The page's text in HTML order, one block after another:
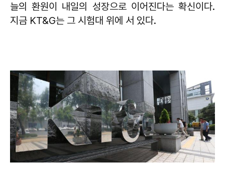
늘의 환원이 내일의 성장으로 이어진다는 확신이다.
지금 KT&G는 그 시험대 위에 서 있다.